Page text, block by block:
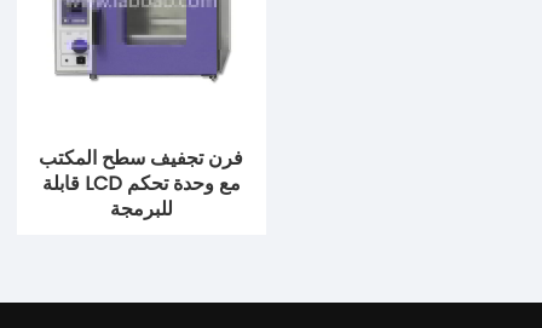
فرن تجفيف سطح المكتب
مع وحدة تحكم LCD قابلة
للبرمجة